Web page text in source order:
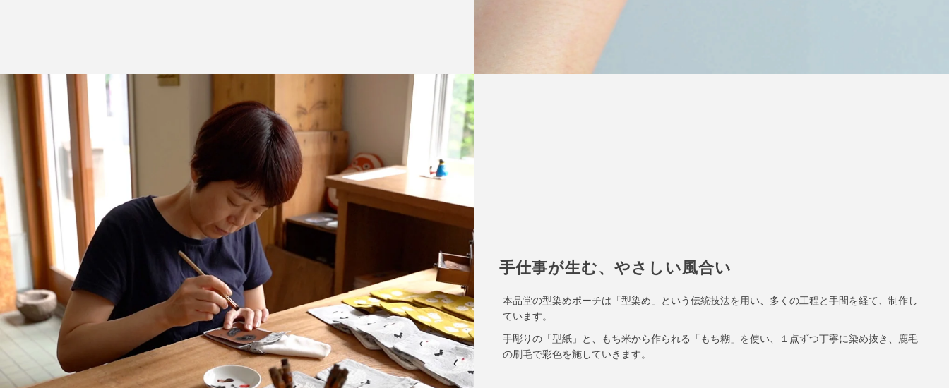
手仕事が生む、やさしい風合い
本品堂の型染めポーチは「型染め」という伝統技法を用い、多くの工程と手間を経て、制作し
ています。
手彫りの「型紙」と、もち米から作られる「もち糊」を使い、１点ずつ丁寧に染め抜き、鹿毛
の刷毛で彩色を施していきます。